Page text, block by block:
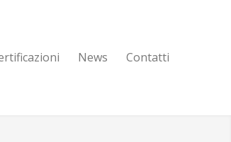
News Contatti